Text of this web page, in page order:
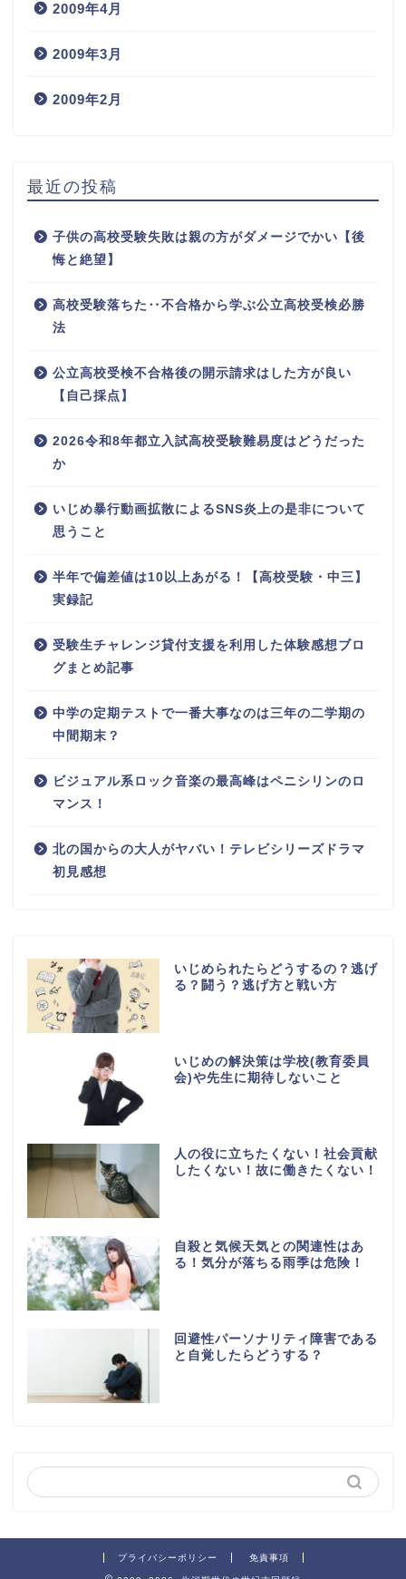
2009年4月
2009年3月
2009年2月
最近の投稿
子供の高校受験失敗は親の方がダメージでかい【後
悔と絶望】
高校受験落ちた‥不合格から学ぶ公立高校受検必勝
法
公立高校受検不合格後の開示請求はした方が良い
【自己採点】
2026令和8年都立入試高校受験難易度はどうだった
か
いじめ暴行動画拡散によるSNS炎上の是非について
思うこと
半年で偏差値は10以上あがる！【高校受験・中三】
実録記
受験生チャレンジ貸付支援を利用した体験感想ブロ
グまとめ記事
中学の定期テストで一番大事なのは三年の二学期の
中間期末？
ビジュアル系ロック音楽の最高峰はペニシリンのロ
マンス！
北の国からの大人がヤバい！テレビシリーズドラマ
初見感想
いじめられたらどうするの？逃げ
る？闘う？逃げ方と戦い方
いじめの解決策は学校(教育委員
会)や先生に期待しないこと
人の役に立ちたくない！社会貢献
したくない！故に働きたくない！
自殺と気候天気との関連性はあ
る！気分が落ちる雨季は危険！
回避性パーソナリティ障害である
と自覚したらどうする？
プライバシーポリシー 免責事項